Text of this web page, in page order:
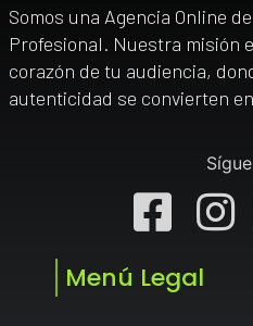
Somos una Agencia Online
Profesional. Nuestra misión
corazón de tu audiencia,
autenticidad se convierten
Menú Legal